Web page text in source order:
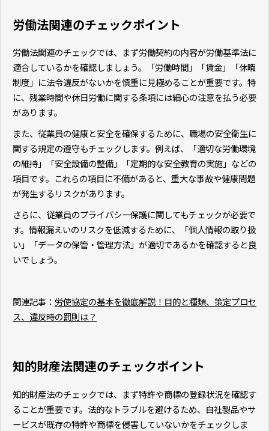
労働法関連のチェックポイント
労働法関連のチェックでは、まず労働契約の内容が労働基準法に
適合しているかを確認しましょう。「労働時間」「賃金」「休暇
制度」に法令違反がないかを慎重に見極めることが重要です。特
に、残業時間や休日労働に関する条項には細心の注意を払う必要
があります。
また、従業員の健康と安全を確保するために、職場の安全衛生に
関する規定の遵守もチェックします。例えば、「適切な労働環境
の維持」「安全設備の整備」「定期的な安全教育の実施」などの
項目です。これらの項目に不備があると、重大な事故や健康問題
が発生するリスクがあります。
さらに、従業員のプライバシー保護に関してもチェックが必要で
す。情報漏えいのリスクを低減するために、「個人情報の取り扱
い」「データの保管・管理方法」が適切であるかを確認すると良
いでしょう。
関連記事： 労使協定の基本を徹底解説！目的と種類、策定プロセ
ス、違反時の罰則は？
知的財産法関連のチェックポイント
知的財産法のチェックでは、まず特許や商標の登録状況を確認す
ることが重要です。法的なトラブルを避けるため、自社製品やサ
ービスが既存の特許や商標を侵害していないかをチェックしま